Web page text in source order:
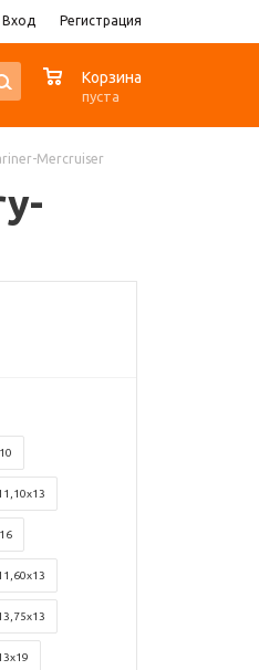
Вход Регистрация
Корзина
пуста
Mercruiser